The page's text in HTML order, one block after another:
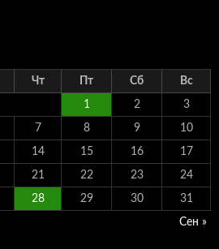
Чт Пт Сб Вс
1 2 3
7 8 9 10
14 15 16 17
21 22 23 24
28 29 30 31
Сен »